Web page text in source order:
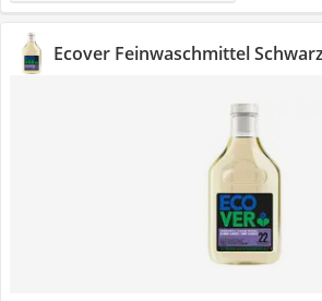
Ecover Feinwaschmittel